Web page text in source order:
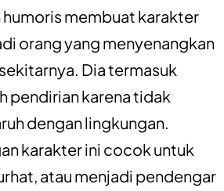
membuat karakter
orang yang menyenangkan
Dia termasuk
pendirian karena tidak
dengan lingkungan.
karakter ini cocok untuk
atau menjadi pendengar